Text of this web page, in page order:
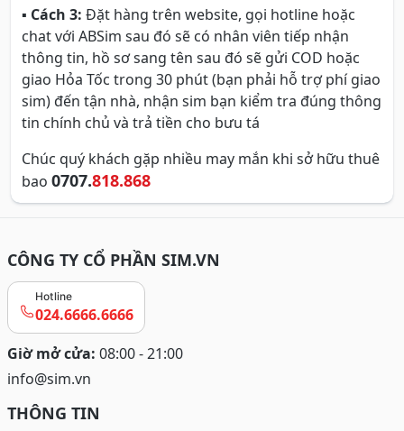
▪ Cách 3: Đặt hàng trên website, gọi hotline hoặc
chat với ABSim sau đó sẽ có nhân viên tiếp nhận
thông tin, hồ sơ sang tên sau đó sẽ gửi COD hoặc
giao Hỏa Tốc trong 30 phút (bạn phải hỗ trợ phí giao
sim) đến tận nhà, nhận sim bạn kiểm tra đúng thông
tin chính chủ và trả tiền cho bưu tá
Chúc quý khách gặp nhiều may mắn khi sở hữu thuê
bao 0707.818.868
CÔNG TY CỔ PHẦN SIM.VN
Hotline
024.6666.6666
Giờ mở cửa: 08:00 - 21:00
info@sim.vn
THÔNG TIN